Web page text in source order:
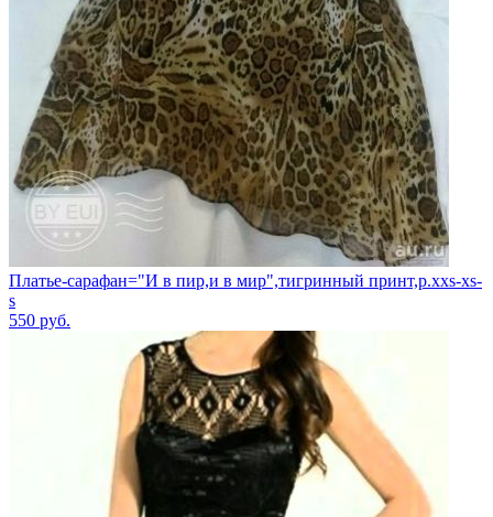
Платье-сарафан="И в пир,и в мир",тигринный принт,р.xxs-xs-
s
550 руб.